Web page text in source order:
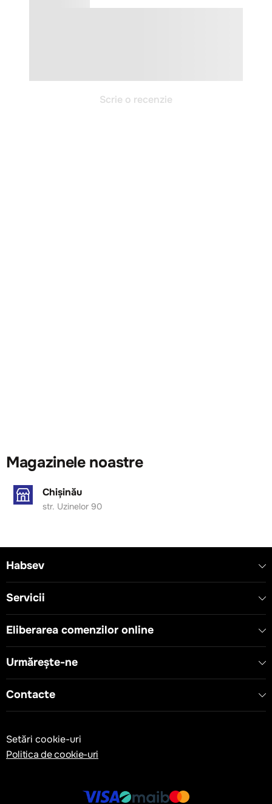
Scrie o recenzie
Magazinele noastre
Chișinău
str. Uzinelor 90
Habsev
Servicii
Eliberarea comenzilor online
Urmărește-ne
Contacte
Setări cookie-uri
Politica de cookie-uri